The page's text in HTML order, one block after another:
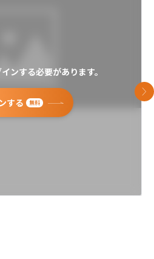
ンする必要があります。
する 無料
次